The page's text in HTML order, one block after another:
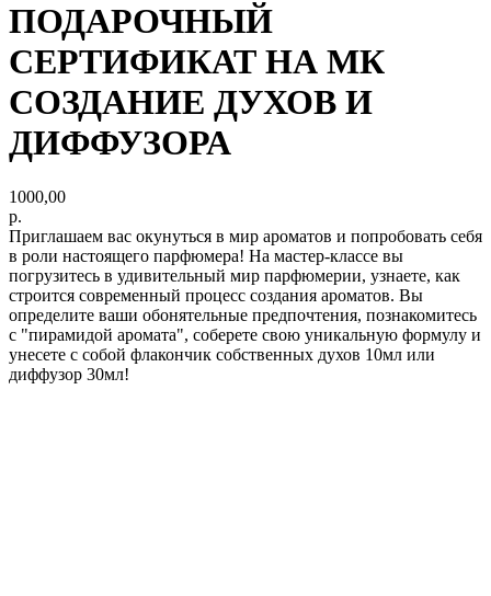
ПОДАРОЧНЫЙ
СЕРТИФИКАТ НА МК
СОЗДАНИЕ ДУХОВ И
ДИФФУЗОРА
1000,00
р.
Приглашаем вас окунуться в мир ароматов и попробовать себя
в роли настоящего парфюмера! На мастер-классе вы
погрузитесь в удивительный мир парфюмерии, узнаете, как
строится современный процесс создания ароматов. Вы
определите ваши обонятельные предпочтения, познакомитесь
с "пирамидой аромата", соберете свою уникальную формулу и
унесете с собой флакончик собственных духов 10мл или
диффузор 30мл!